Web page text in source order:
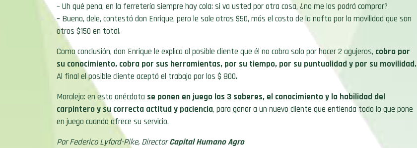
– Uh qué pena, en la ferretería siempre hay cola: si va usted por otra cosa, ¿no me los podrá comprar?
– Bueno, dele, contestó don Enrique, pero le sale otros $50, más el costo de la nafta por la movilidad que son
otros $150 en total.
Como conclusión, don Enrique le explica al posible cliente que él no cobra solo por hacer 2 agujeros, cobra por
su conocimiento, cobra por sus herramientas, por su tiempo, por su puntualidad y por su movilidad.
Al final el posible cliente aceptó el trabajo por los $ 800.
Moraleja: en esta anécdota se ponen en juego los 3 saberes, el conocimiento y la habilidad del
carpintero y su correcta actitud y paciencia, para ganar a un nuevo cliente que entienda todo lo que pone
en juego cuando ofrece su servicio.
Por Federico Lyford-Pike, DirectorCapital Humano Agro